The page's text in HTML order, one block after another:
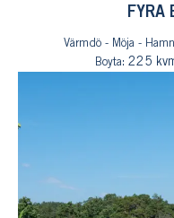
FYRA
Värmdö - Möja - Hamn
Boyta: 225